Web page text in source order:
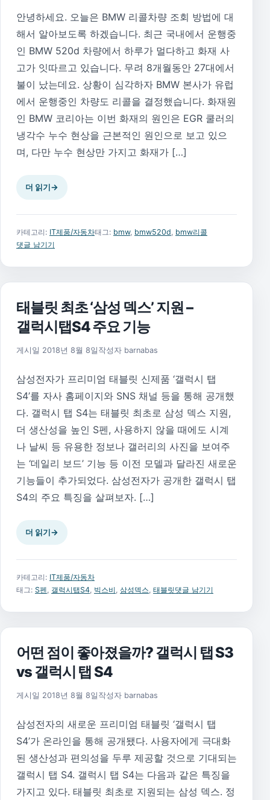
안녕하세요. 오늘은 BMW 리콜차량 조회 방법에 대
해서 알아보도록 하겠습니다. 최근 국내에서 운행중
인 BMW 520d 차량에서 하루가 멀다하고 화재 사
고가 잇따르고 있습니다. 무려 8개월동안 27대에서
불이 났는데요. 상황이 심각하자 BMW 본사가 유럽
에서 운행중인 차량도 리콜을 결정했습니다. 화재원
인 BMW 코리아는 이번 화재의 원인은 EGR 쿨러의
냉각수 누수 현상을 근본적인 원인으로 보고 있으
며, 다만 누수 현상만 가지고 화재가 […]
더 읽기→
카테고리: IT제품/자동차태그: bmw, bmw520d, bmw리콜
댓글 남기기
태블릿 최초 ‘삼성 덱스’ 지원 –
갤럭시탭S4 주요 기능
게시일 2018년 8월 8일 2018년 8월 8일
작성자 barnabas
삼성전자가 프리미엄 태블릿 신제품 ‘갤럭시 탭
S4’를 자사 홈페이지와 SNS 채널 등을 통해 공개했
다. 갤럭시 탭 S4는 태블릿 최초로 삼성 덱스 지원,
더 생산성을 높인 S펜, 사용하지 않을 때에도 시계
나 날씨 등 유용한 정보나 갤러리의 사진을 보여주
는 ‘데일리 보드’ 기능 등 이전 모델과 달라진 새로운
기능들이 추가되었다. 삼성전자가 공개한 갤럭시 탭
S4의 주요 특징을 살펴보자. […]
더 읽기→
카테고리: IT제품/자동차
태그: S펜, 갤럭시탭S4, 빅스비, 삼성덱스, 태블릿댓글 남기기
어떤 점이 좋아졌을까? 갤럭시 탭 S3
vs 갤럭시 탭 S4
게시일 2018년 8월 8일 2018년 8월 8일
작성자 barnabas
삼성전자의 새로운 프리미엄 태블릿 ‘갤럭시 탭
S4’가 온라인을 통해 공개됐다. 사용자에게 극대화
된 생산성과 편의성을 두루 제공할 것으로 기대되는
갤럭시 탭 S4. 갤럭시 탭 S4는 다음과 같은 특징을
가지고 있다. 태블릿 최초로 지원되는 삼성 덱스. 정